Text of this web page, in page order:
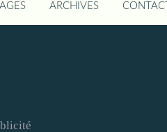
ARCHIVES CONTACT